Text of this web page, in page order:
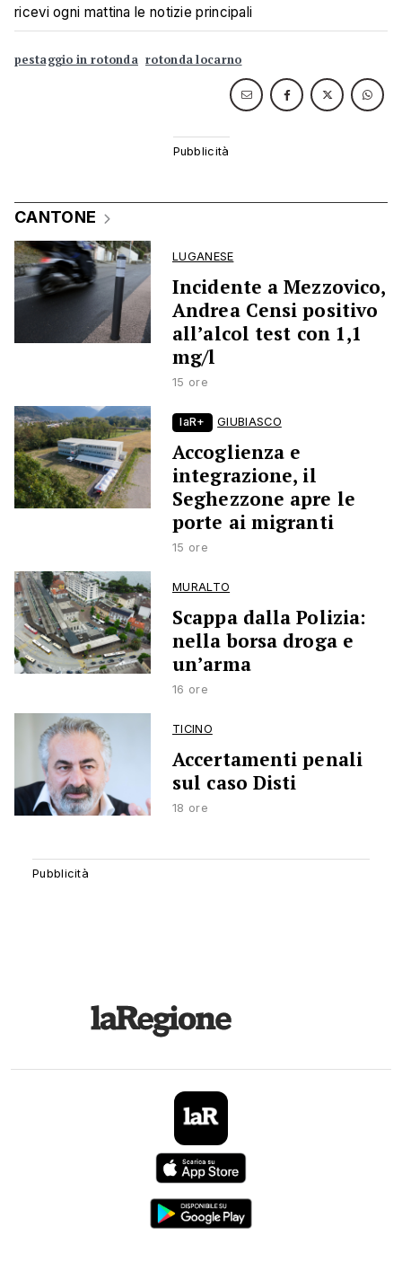
ricevi ogni mattina le notizie principali
pestaggio in rotonda rotonda locarno
CANTONE
LUGANESE
Incidente a Mezzovico,
Andrea Censi positivo
all’alcol test con 1,1
mg/l
15 ore
laR+ GIUBIASCO
Accoglienza e
integrazione, il
Seghezzone apre le
porte ai migranti
15 ore
MURALTO
Scappa dalla Polizia:
nella borsa droga e
un’arma
16 ore
TICINO
Accertamenti penali
sul caso Disti
18 ore